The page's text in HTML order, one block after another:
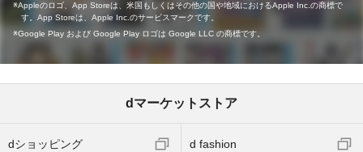
Appleのロゴ、App Storeは、米国もしくはその他の国や地域におけるApple Inc.の商標で
す。App Storeは、Apple Inc.のサービスマークです。
Google Play および Google Play ロゴは Google LLC の商標です。
dマーケットストア
dショッピング d fashion